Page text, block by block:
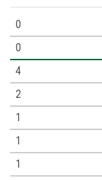
0
0
4
2
1
1
1